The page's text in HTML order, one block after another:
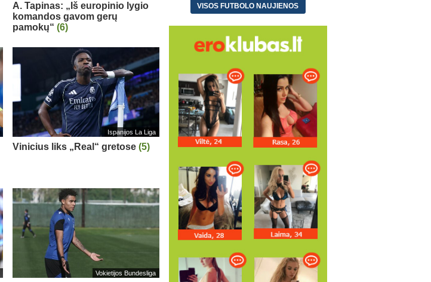
A. Tapinas: „Iš europinio lygio
komandos gavom gerų
pamokų“ (6)
Ispanijos La Liga
Vinicius liks „Real“ gretose (5)
Vokietijos Bundesliga
VISOS FUTBOLO NAUJIENOS